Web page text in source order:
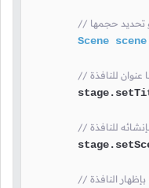
Scene scene
عنوان للنافذة
بإظهار النافذة